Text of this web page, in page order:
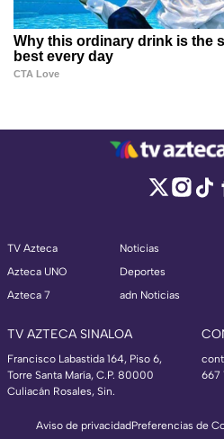
TV Azteca
Azteca UNO
Azteca 7
Noticias
Deportes
adn Noticias
TV AZTECA SINALOA
Francisco Labastida 164, Piso 6,
Torre Santa María, C.P. 80000
Culiacán Rosales, Sin.
667
Aviso de privacidadPreferencias de